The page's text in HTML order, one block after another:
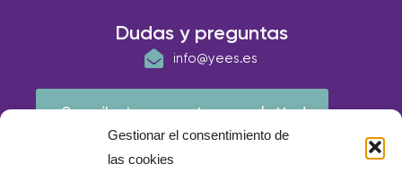
Gestionar el consentimiento de
las cookies
Dudas y preguntas
info@yees.es
¡Suscríbete a nuestra newsletter!